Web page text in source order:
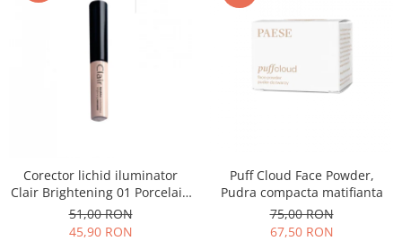
Corector lichid iluminator
Clair Brightening 01 Porcelain
- 6ml
51,00 RON
45,90 RON
Puff Cloud Face Powder,
Pudra compacta matifianta
75,00 RON
67,50 RON